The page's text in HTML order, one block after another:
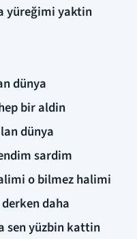
yüreğimi yaktin
dünya
bir aldin
dünya
sardim
o bilmez halimi
daha
sen yüzbin kattin